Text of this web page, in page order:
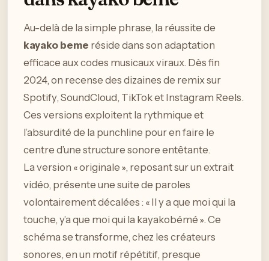
Au-delà de la simple phrase, la réussite de
kayako beme réside dans son adaptation
efficace aux codes musicaux viraux. Dès fin
2024, on recense des dizaines de remix sur
Spotify, SoundCloud, TikTok et Instagram Reels.
Ces versions exploitent la rythmique et
l’absurdité de la punchline pour en faire le
centre d’une structure sonore entêtante.
La version « originale », reposant sur un extrait
vidéo, présente une suite de paroles
volontairement décalées : « Il y a que moi qui la
touche, y’a que moi qui la kayakobémé ». Ce
schéma se transforme, chez les créateurs
sonores, en un motif répétitif, presque